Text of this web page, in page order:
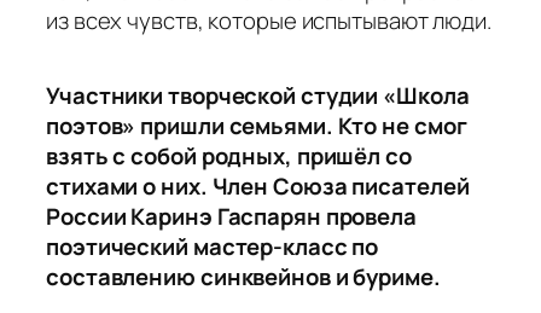
из всех чувств, которые испытывают люди.
Участники творческой студии «Школа
поэтов» пришли семьями. Кто не смог
взять с собой родных, пришёл со
стихами о них. Член Союза писателей
России Каринэ Гаспарян провела
поэтический мастер-класс по
составлению синквейнов и буриме.